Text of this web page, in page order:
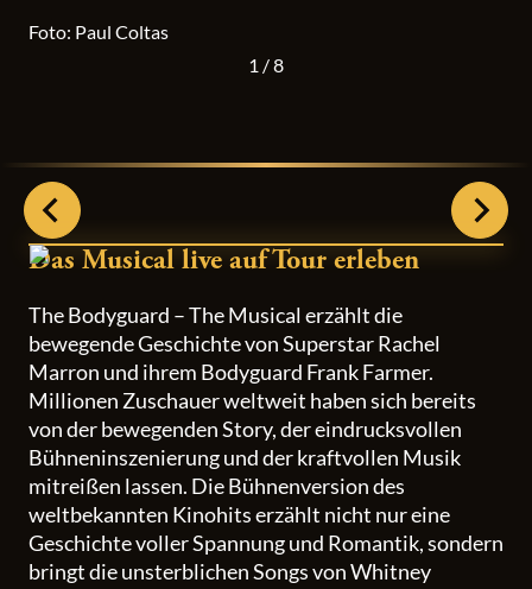
Foto: Paul Coltas
Vorheriges Bild
1 /8
Das Musical live auf Tour erleben
The Bodyguard – The Musical erzählt die
bewegende Geschichte von Superstar Rachel
Marron und ihrem Bodyguard Frank Farmer.
Millionen Zuschauer weltweit haben sich bereits
von der bewegenden Story, der eindrucksvollen
Bühneninszenierung und der kraftvollen Musik
mitreißen lassen. Die Bühnenversion des
weltbekannten Kinohits erzählt nicht nur eine
Geschichte voller Spannung und Romantik, sondern
bringt die unsterblichen Songs von Whitney